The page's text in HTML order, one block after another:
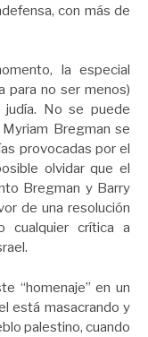
con más de
la especial
para no ser menos)
No se puede
Bregman se
provocadas por el
olvidar que el
Bregman y Barry
de una resolución
cualquier crítica a
“homenaje” en un
está masacrando y
palestino, cuando